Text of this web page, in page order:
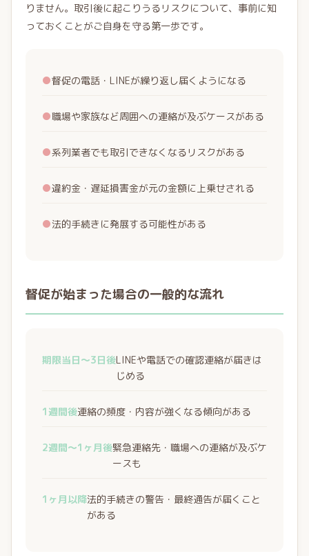
りません。取引後に起こりうるリスクについて、事前に知
っておくことがご自身を守る第一歩です。
●督促の電話・LINEが繰り返し届くようになる
●職場や家族など周囲への連絡が及ぶケースがある
●系列業者でも取引できなくなるリスクがある
●違約金・遅延損害金が元の金額に上乗せされる
●法的手続きに発展する可能性がある
督促が始まった場合の一般的な流れ
期限当日〜3日後LINEや電話での確認連絡が届きは
じめる
1週間後連絡の頻度・内容が強くなる傾向がある
2週間〜1ヶ月後緊急連絡先・職場への連絡が及ぶケ
ースも
1ヶ月以降法的手続きの警告・最終通告が届くこと
がある